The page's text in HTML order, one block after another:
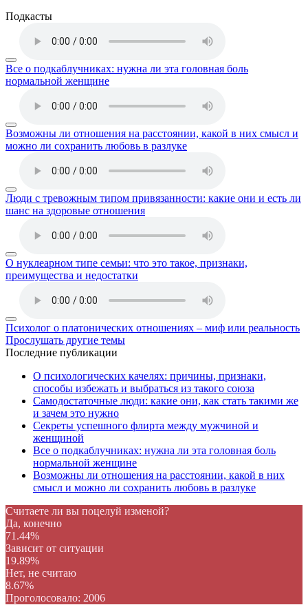
Подкасты
Все о подкаблучниках: нужна ли эта головная боль
нормальной женщине
Возможны ли отношения на расстоянии, какой в них смысл и
можно ли сохранить любовь в разлуке
Люди с тревожным типом привязанности: какие они и есть ли
шанс на здоровые отношения
О нуклеарном типе семьи: что это такое, признаки,
преимущества и недостатки
Психолог о платонических отношениях – миф или реальность
Прослушать другие темы
Последние публикации
О психологических качелях: причины, признаки,
способы избежать и выбраться из такого союза
Самодостаточные люди: какие они, как стать такими же
и зачем это нужно
Секреты успешного флирта между мужчиной и
женщиной
Все о подкаблучниках: нужна ли эта головная боль
нормальной женщине
Возможны ли отношения на расстоянии, какой в них
смысл и можно ли сохранить любовь в разлуке
Считаете ли вы поцелуй изменой?
Да, конечно
71.44%
Зависит от ситуации
19.89%
Нет, не считаю
8.67%
Проголосовало: 2006